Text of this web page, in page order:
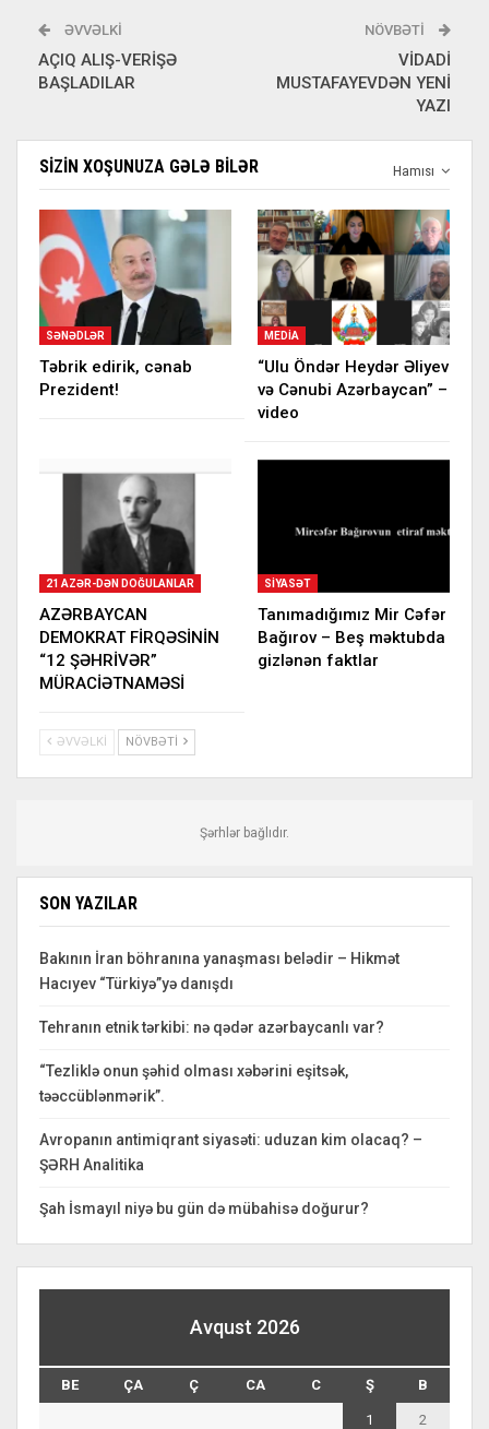
ƏVVƏLKI
AÇIQ ALIŞ-VERİŞƏ
BAŞLADILAR
NÖVBƏTI
VİDADİ
MUSTAFAYEVDƏN YENİ
YAZI
Hamısı
SIZIN XOŞUNUZA GƏLƏ BILƏR
SƏNƏDLƏR
Təbrik edirik, cənab
Prezident!
MEDIA
“Ulu Öndər Heydər Əliyev
və Cənubi Azərbaycan” –
video
21 AZƏR-DƏN DOĞULANLAR
AZƏRBAYCAN
DEMOKRAT FİRQƏSİNİN
“12 ŞƏHRİVƏR”
MÜRACİƏTNAMƏSİ
SIYASƏT
Tanımadığımız Mir Cəfər
Bağırov – Beş məktubda
gizlənən faktlar
ƏVVƏLKI NÖVBƏTI
Şərhlər bağlıdır.
SON YAZILAR
Bakının İran böhranına yanaşması belədir – Hikmət
Hacıyev “Türkiyə”yə danışdı
Tehranın etnik tərkibi: nə qədər azərbaycanlı var?
“Tezliklə onun şəhid olması xəbərini eşitsək,
təəccüblənmərik”.
Avropanın antimiqrant siyasəti: uduzan kim olacaq? –
ŞƏRH Analitika
Şah İsmayıl niyə bu gün də mübahisə doğurur?
Avqust 2026
BE ÇA Ç CA C Ş B
1 2